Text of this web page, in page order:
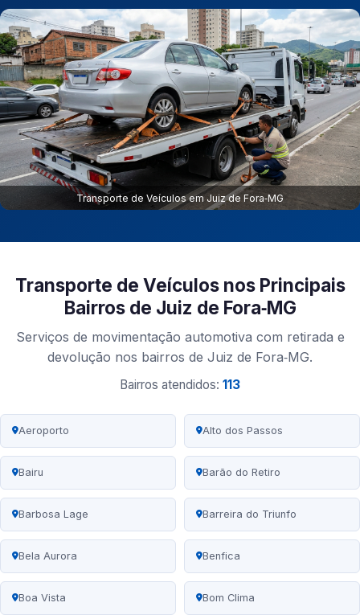
Transporte de Veículos em Juiz de Fora‑MG
Transporte de Veículos nos Principais
Bairros de Juiz de Fora‑MG
Serviços de movimentação automotiva com retirada e
devolução nos bairros de Juiz de Fora‑MG.
Bairros atendidos: 113
Aeroporto Alto dos Passos
Bairu Barão do Retiro
Barbosa Lage Barreira do Triunfo
Bela Aurora Benfica
Boa Vista Bom Clima